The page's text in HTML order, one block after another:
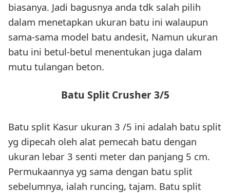
biasanya. Jadi bagusnya anda tdk salah pilih
dalam menetapkan ukuran batu ini walaupun
sama-sama model batu andesit, Namun ukuran
batu ini betul-betul menentukan juga dalam
mutu tulangan beton.
Batu Split Crusher 3/5
Batu split Kasur ukuran 3 /5 ini adalah batu split
yg dipecah oleh alat pemecah batu dengan
ukuran lebar 3 senti meter dan panjang 5 cm.
Permukaannya yg sama dengan batu split
sebelumnya, ialah runcing, tajam. Batu split